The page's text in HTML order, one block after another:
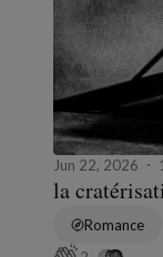
Jun 22, 2026
la
Romance